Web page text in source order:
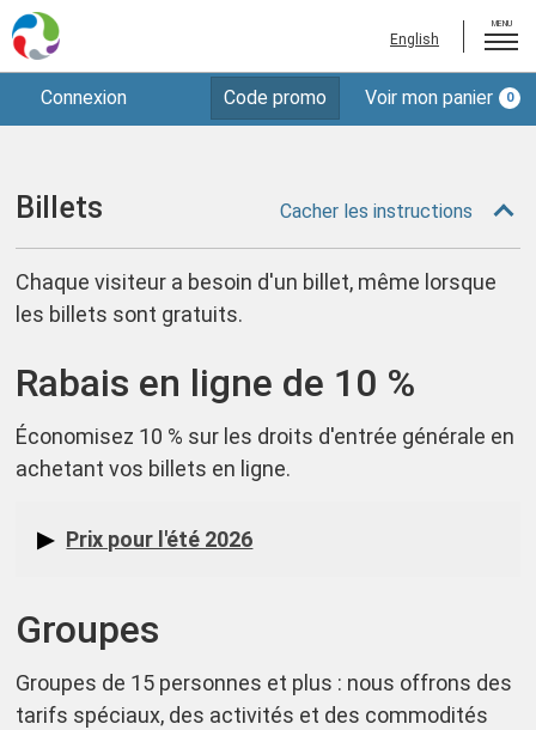
Billets
Planifiez votre visite
English
MENU
Compte
Connexion
Saisir
le
Code promo Voir mon panier 0
Billets Cacher les instructions
Chaque visiteur a besoin d'un billet, même lorsque
les billets sont gratuits.
Rabais en ligne de 10 %
Économisez 10 % sur les droits d'entrée générale en
achetant vos billets en ligne.
Prix pour l'été 2026
Groupes
Groupes de 15 personnes et plus : nous offrons des
tarifs spéciaux, des activités et des commodités